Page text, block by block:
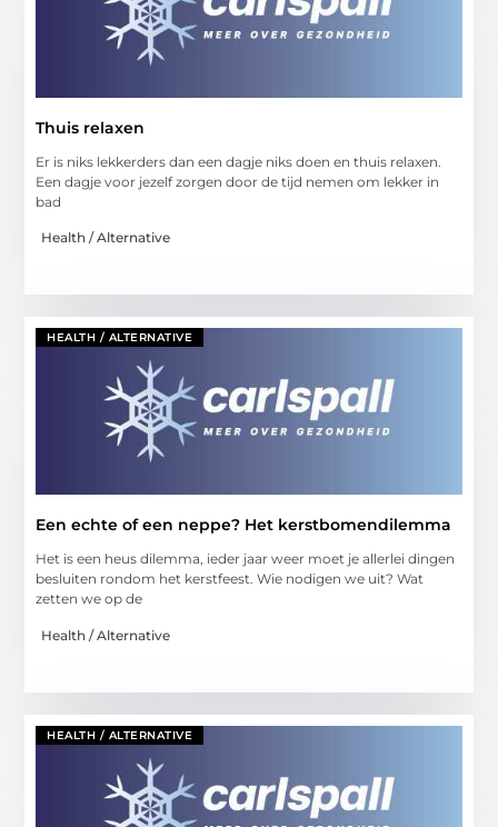
Thuis relaxen
Er is niks lekkerders dan een dagje niks doen en thuis relaxen.
Een dagje voor jezelf zorgen door de tijd nemen om lekker in
bad
Health / Alternative
HEALTH / ALTERNATIVE
Een echte of een neppe? Het kerstbomendilemma
Het is een heus dilemma, ieder jaar weer moet je allerlei dingen
besluiten rondom het kerstfeest. Wie nodigen we uit? Wat
zetten we op de
Health / Alternative
HEALTH / ALTERNATIVE